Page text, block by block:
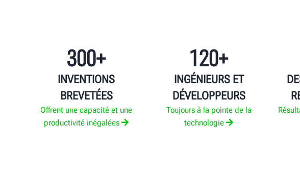
300+
INVENTIONS
BREVETÉES
Offrent une capacité et une
productivité inégalées
120+
INGÉNIEURS ET
DÉVELOPPEURS
Toujours à la pointe de la
technologie